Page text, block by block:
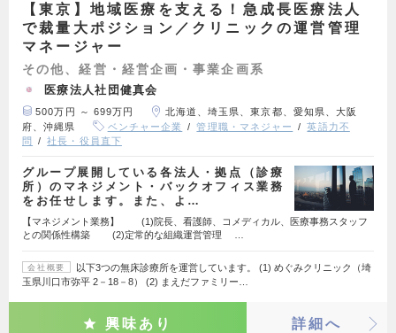
【東京】地域医療を支える！急成長医療法人
で裁量大ポジション／クリニックの運営管理
マネージャー
その他、経営・経営企画・事業企画系
医療法人社団健真会
500万円 ～ 699万円
北海道、埼玉県、東京都、愛知県、大阪
府、沖縄県
ベンチャー企業 管理職・マネジャー
英語力不
問
社長・役員直下
グループ展開している各法人・拠点（診療
所）のマネジメント・バックオフィス業務
をお任せします。また、よ…
【マネジメント業務】 (1)院長、看護師、コメディカル、医療事務スタッフ
との関係性構築 (2)定常的な組織運営管理 …
会社概要
以下3つの無床診療所を運営しています。 (1) めぐみクリニック（埼
玉県川口市弥平 2－18－8） (2) まえだファミリー…
興味あり 詳細へ